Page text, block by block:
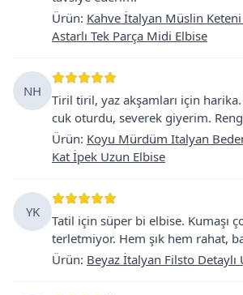
Ürün: Kahve İtalyan Müslin
Astarlı Tek Parça Midi Elbise
NH
Tiril tiril, yaz akşamları için
cuk oturdu, severek giyerim.
Ürün: Koyu Mürdüm Italyan
Kat İpek Uzun Elbise
YK
Tatil için süper bi elbise. Kumaşı
terletmiyor. Hem şık hem rahat,
Ürün: Beyaz İtalyan Filsto Detaylı